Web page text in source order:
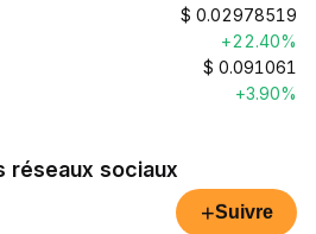
$ 0.02978519
+22.40%
$ 0.091061
+3.90%
réseaux sociaux
+Suivre